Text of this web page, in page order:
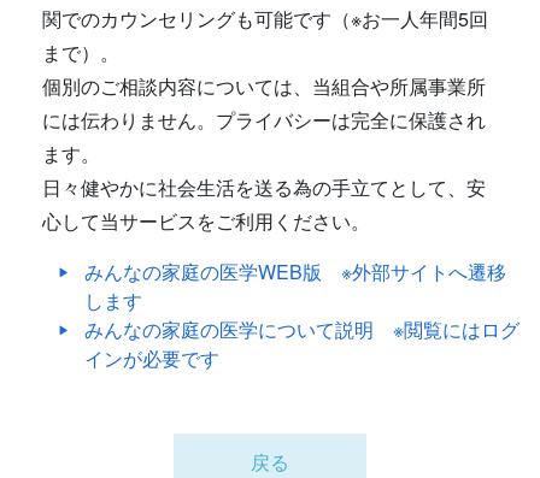
関でのカウンセリングも可能です（※お一人年間5回
まで）。
個別のご相談内容については、当組合や所属事業所
には伝わりません。プライバシーは完全に保護され
ます。
日々健やかに社会生活を送る為の手立てとして、安
心して当サービスをご利用ください。
みんなの家庭の医学WEB版 ※外部サイトへ遷移
します
みんなの家庭の医学について説明 ※閲覧にはログ
インが必要です
戻る